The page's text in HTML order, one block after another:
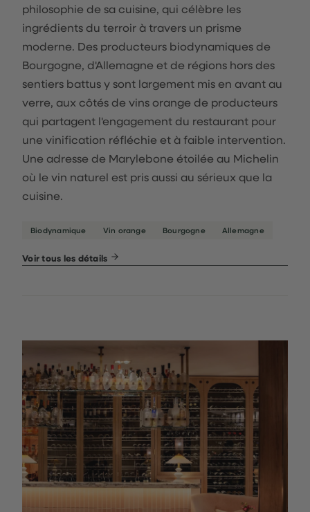
philosophie de sa cuisine, qui célèbre les
ingrédients du terroir à travers un prisme
moderne. Des producteurs biodynamiques de
Bourgogne, d'Allemagne et de régions hors des
sentiers battus y sont largement mis en avant au
verre, aux côtés de vins orange de producteurs
qui partagent l'engagement du restaurant pour
une vinification réfléchie et à faible intervention.
Une adresse de Marylebone étoilée au Michelin
où le vin naturel est pris aussi au sérieux que la
cuisine.
Biodynamique Vin orange Bourgogne Allemagne
Voir tous les détails